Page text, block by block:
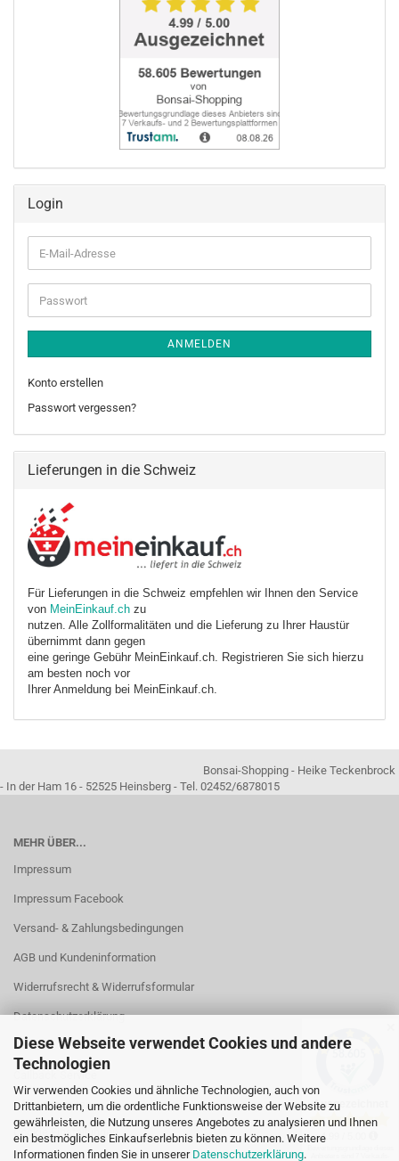
Diese Webseite verwendet Cookies und andere
Technologien
Wir verwenden Cookies und ähnliche Technologien, auch von
Drittanbietern, um die ordentliche Funktionsweise der Website zu
gewährleisten, die Nutzung unseres Angebotes zu analysieren und Ihnen
ein bestmögliches Einkaufserlebnis bieten zu können. Weitere
Informationen finden Sie in unserer Datenschutzerklärung.
Login
E-
Mail-
Adresse
Passwort
ANMELDEN
Konto erstellen
Passwort vergessen?
Lieferungen in die Schweiz
Für Lieferungen in die Schweiz empfehlen wir Ihnen den Service
von MeinEinkauf.ch zu
nutzen. Alle Zollformalitäten und die Lieferung zu Ihrer Haustür
übernimmt dann gegen
eine geringe Gebühr MeinEinkauf.ch. Registrieren Sie sich hierzu
am besten noch vor
Ihrer Anmeldung bei MeinEinkauf.ch.
Bonsai-Shopping - Heike Teckenbrock
- In der Ham 16 - 52525 Heinsberg - Tel. 02452/6878015
MEHR ÜBER...
Impressum
Impressum Facebook
Versand- & Zahlungsbedingungen
AGB und Kundeninformation
Widerrufsrecht & Widerrufsformular
Datenschutzerklärung
Kontakt
Callback Service
Öffnungszeiten
Cookie Einstellungen